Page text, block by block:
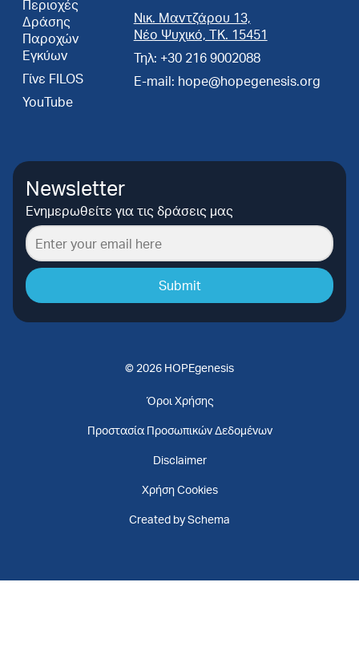
Περιοχές
Δράσης
Παροχών
Εγκύων
Γίνε FILOS
YouTube
Νικ. Μαντζάρου 13,
Νέο Ψυχικό, ΤΚ. 15451
Τηλ: +30 216 9002088
E-mail: hope@hopegenesis.org
Newsletter
Ενημερωθείτε για τις δράσεις μας
Submit
© 2026 HOPEgenesis
Όροι Χρήσης
Προστασία Προσωπικών Δεδομένων
Disclaimer
Χρήση Cookies
Created by Schema